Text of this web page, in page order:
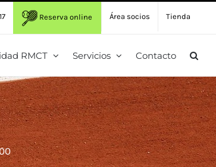
Reserva online Área socios Tienda
RMCT Servicios Contacto